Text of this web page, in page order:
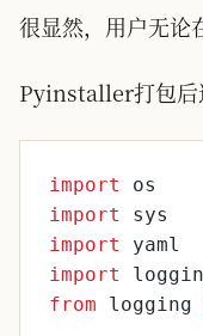
很显然，用户无
Pyinstaller打包后
import
os
import
sys
import
yaml
import
from
logging